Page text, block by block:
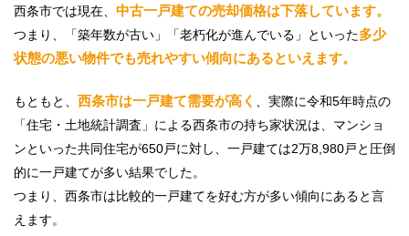
西条市では現在、 中古一戸建ての売却価格は下落しています。
つまり、「築年数が古い」「老朽化が進んでいる」といった多少
状態の悪い物件でも売れやすい傾向にあるといえます。
もともと、 西条市は一戸建て需要が高く
、実際に令和5年時点の
「住宅・土地統計調査」による西条市の持ち家状況は、マンショ
ンといった共同住宅が650戸に対し、一戸建ては2万8,980戸と圧倒
的に一戸建てが多い結果でした。
つまり、西条市は比較的一戸建てを好む方が多い傾向にあると言
えます。